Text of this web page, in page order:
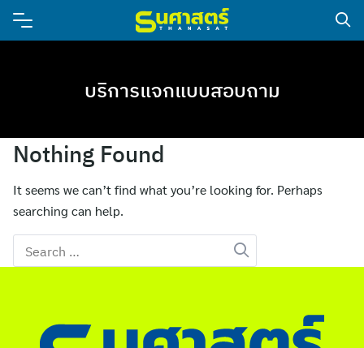
บริการแจกแบบสอบถาม
Nothing Found
It seems we can’t find what you’re looking for. Perhaps
searching can help.
Search
for: